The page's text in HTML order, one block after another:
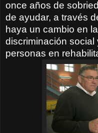
once años de
de ayudar, a través
haya un cambio en
discriminación social
personas en